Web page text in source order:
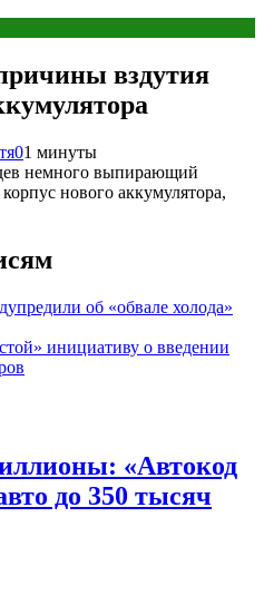
вздутия
01 минуты
немного выпирающий
нового аккумулятора,
об «обвале холода»
инициативу о введении
«Автокод
до 350 тысяч